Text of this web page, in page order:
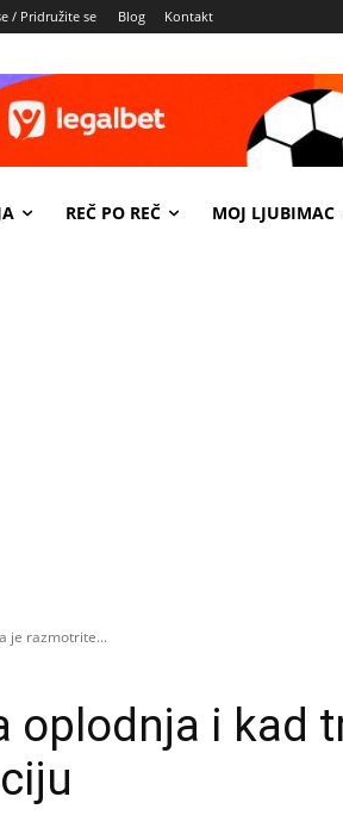
/ Pridružite se Blog Kontakt
REČ PO REČ MOJ LJUBIMAC
je razmotrite...
oplodnja i kad